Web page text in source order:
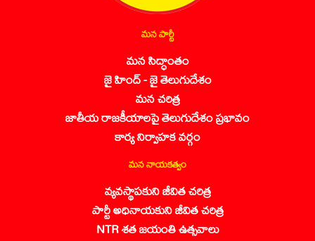
మన పార్టీ
మన సిద్ధాంతం
జై హింద్ - జై తెలుగుదేశం
మన చరిత్ర
జాతీయ రాజకీయాలపై తెలుగుదేశం ప్రభావం
కార్య నిర్వాహక వర్గం
మన నాయకత్వం
వ్యవస్థాపకుని జీవిత చరిత్ర
పార్టీ అధినాయకుని జీవిత చరిత్ర
NTR శత జయంతి ఉత్సవాలు